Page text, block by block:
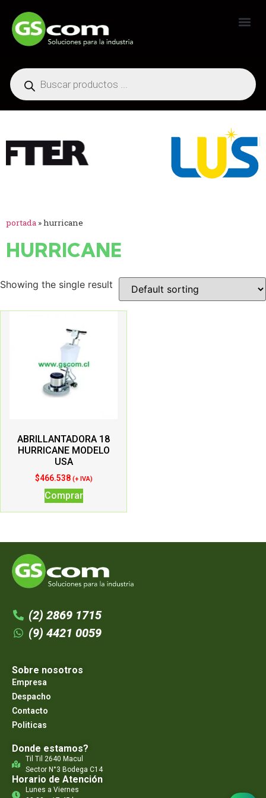
portada »hurricane
HURRICANE
Showing the single result
ABRILLANTADORA 18
HURRICANE MODELO
USA
$466.538 (+ IVA)
Comprar
(2) 2869 1715
(9) 4421 0059
Sobre nosotros
Empresa
Despacho
Contacto
Politicas
Donde estamos?
Til Til 2640 Macul
Sector N°3 Bodega C14
Horario de Atención
Lunes a Viernes